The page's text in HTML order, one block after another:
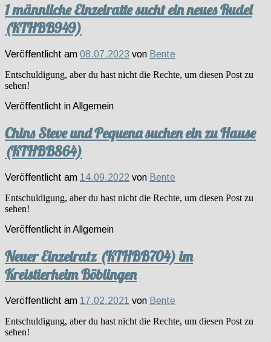
1 männliche Einzelratte sucht ein neues Rudel
(KTHBB949)
Veröffentlicht am 08.07.2023 von Bente
Entschuldigung, aber du hast nicht die Rechte, um diesen Post zu
sehen!
Veröffentlicht inAllgemein
Chins Steve und Pequena suchen ein zu Hause
(KTHBB864)
Veröffentlicht am 14.09.2022 von Bente
Entschuldigung, aber du hast nicht die Rechte, um diesen Post zu
sehen!
Veröffentlicht inAllgemein
Neuer Einzelratz (KTHBB704) im
Kreistierheim Böblingen
Veröffentlicht am 17.02.2021 von Bente
Entschuldigung, aber du hast nicht die Rechte, um diesen Post zu
sehen!